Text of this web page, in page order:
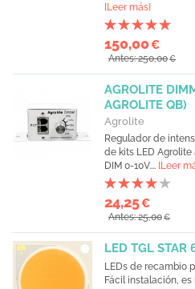
[Leer más]
150,00€
Antes: 250,00€
AGROLITE
AGROLITE QB)
Agrolite
Regulador de
de kits LED
DIM 0-10V.... [Leer
24,25€
Antes: 25,00€
LED TGL STAR
LEDs de recambio
Fácil instalación, es